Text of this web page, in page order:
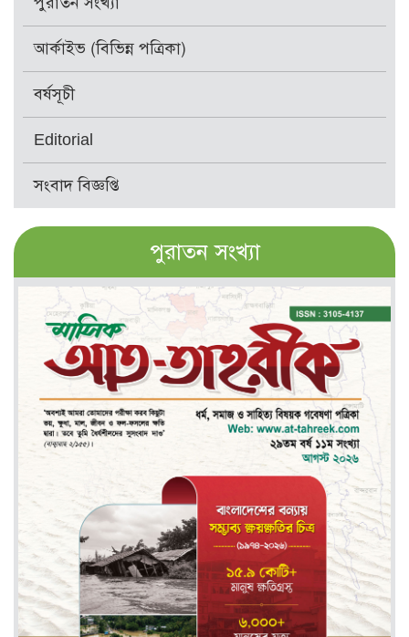
আর্কাইভ (বিভিন্ন পত্রিকা)
বর্ষসূচী
Editorial
সংবাদ বিজ্ঞপ্তি
পুরাতন সংখ্যা